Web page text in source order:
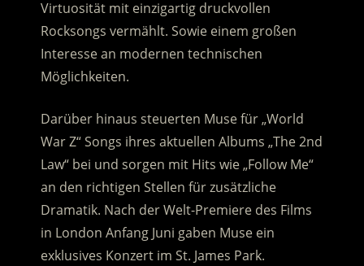
Virtuosität mit einzigartig druckvollen
Rocksongs vermählt. Sowie einem großen
Interesse an modernen technischen
Möglichkeiten.
Darüber hinaus steuerten Muse für „World
War Z“ Songs ihres aktuellen Albums „The 2nd
Law“ bei und sorgen mit Hits wie „Follow Me“
an den richtigen Stellen für zusätzliche
Dramatik. Nach der Welt-Premiere des Films
in London Anfang Juni gaben Muse ein
exklusives Konzert im St. James Park.